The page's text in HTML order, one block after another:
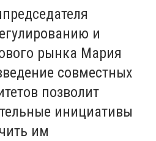
и
рынка Мария
совместных
позволит
инициативы
им